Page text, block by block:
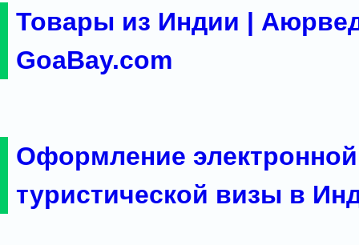
Товары из Индии |
GoaBay.com
Оформление электронной
туристической визы в